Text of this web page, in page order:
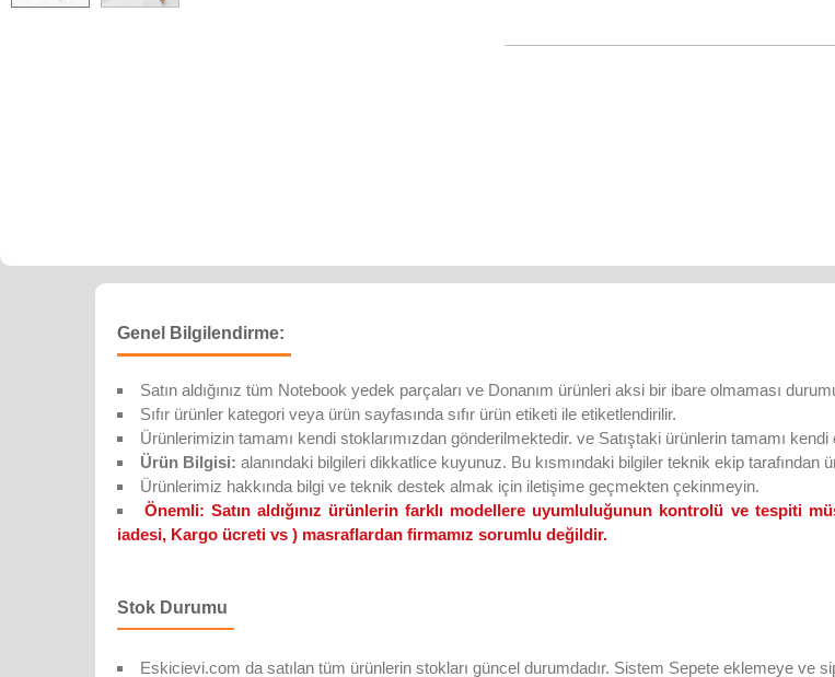
Genel Bilgilendirme:
Satın aldığınız tüm Notebook yedek parçaları ve Donanım ürünleri aksi bir ibare olmaması
Sıfır ürünler kategori veya ürün sayfasında sıfır ürün etiketi ile etiketlendirilir.
Ürünlerimizin tamamı kendi stoklarımızdan gönderilmektedir. ve Satıştaki ürünlerin tamamı
Ürün Bilgisi: alanındaki bilgileri dikkatlice kuyunuz. Bu kısmındaki bilgiler teknik ekip tarafından
Ürünlerimiz hakkında bilgi ve teknik destek almak için iletişime geçmekten çekinmeyin.
Önemli: Satın aldığınız ürünlerin farklı modellere uyumluluğunun kontrolü ve tespiti
iadesi, Kargo ücreti vs ) masraflardan firmamız sorumlu değildir.
Stok Durumu
Eskicievi.com da satılan tüm ürünlerin stokları güncel durumdadır. Sistem Sepete eklemeye ve